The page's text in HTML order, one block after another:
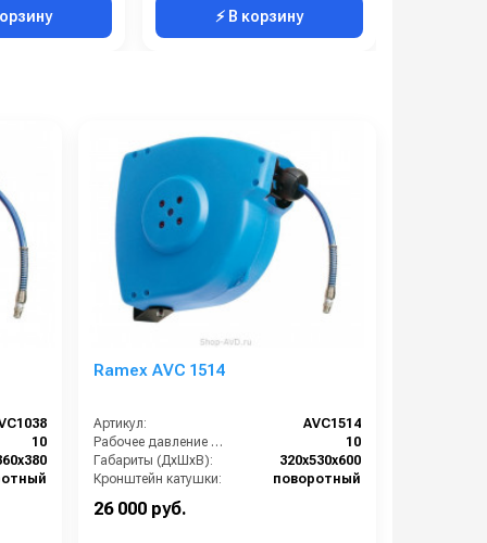
⚡ В корзину
10
Ramex AVС 1514
Артикул:
AVC1514
Рабочее давление (бар):
10
Габариты (ДхШхВ):
320x530x600
Кронштейн катушки:
поворотный
Наличие шланга:
26 000 руб.